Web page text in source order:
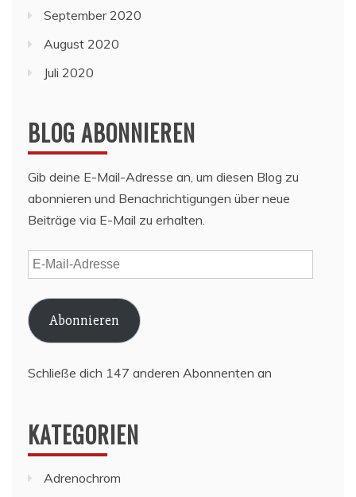
September 2020
August 2020
Juli 2020
BLOG ABONNIEREN
Gib deine E-Mail-Adresse an, um diesen Blog zu
abonnieren und Benachrichtigungen über neue
Beiträge via E-Mail zu erhalten.
E-
Mail-
Adresse
Abonnieren
Schließe dich 147 anderen Abonnenten an
KATEGORIEN
Adrenochrom